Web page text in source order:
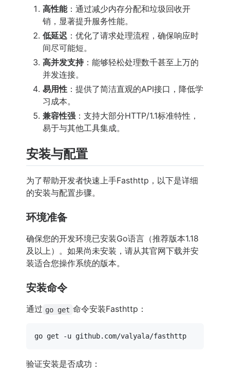
高性能：通过减少内存分配和垃圾回收开
销，显著提升服务性能。
低延迟 ：优化了请求处理流程，确保响应时
间尽可能短。
高并发支持：能够轻松处理数千甚至上万的
并发连接。
易用性 ：提供了简洁直观的API接口，降低学
习成本。
兼容性强 ：支持大部分HTTP/1.1标准特性，
易于与其他工具集成。
安装与配置
为了帮助开发者快速上手Fasthttp，以下是详细
的安装与配置步骤。
环境准备
确保您的开发环境已安装Go语言（推荐版本1.18
及以上）。如果尚未安装，请从其官网下载并安
装适合您操作系统的版本。
安装命令
通过 go get 命令安装Fasthttp：
验证安装是否成功：